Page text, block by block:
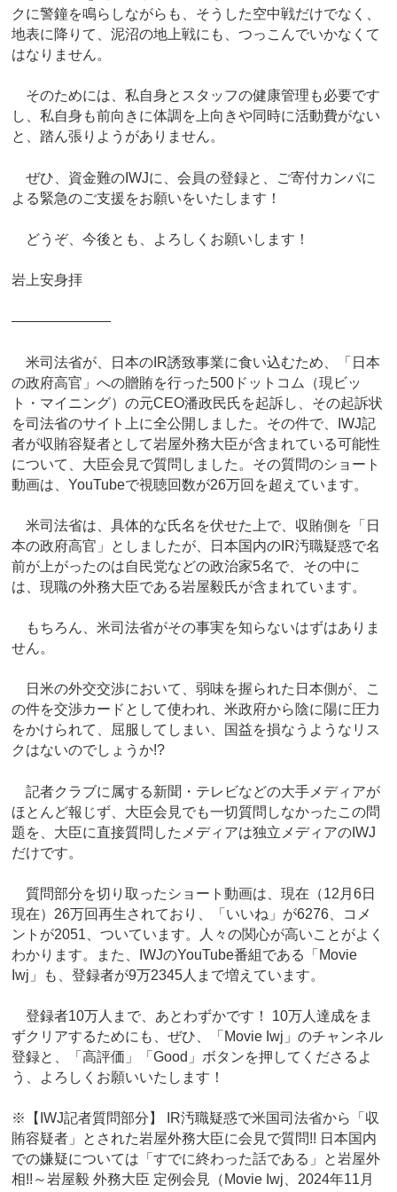
クに警鐘を鳴らしながらも、そうした空中戦だけでなく、
地表に降りて、泥沼の地上戦にも、つっこんでいかなくて
はなりません。
そのためには、私自身とスタッフの健康管理も必要です
し、私自身も前向きに体調を上向きや同時に活動費がない
と、踏ん張りようがありません。
ぜひ、資金難のIWJに、会員の登録と、ご寄付カンパに
よる緊急のご支援をお願いをいたします！
どうぞ、今後とも、よろしくお願いします！
岩上安身拝
―――――――
米司法省が、日本のIR誘致事業に食い込むため、「日本
の政府高官」への贈賄を行った500ドットコム（現ビッ
ト・マイニング）の元CEO潘政民氏を起訴し、その起訴状
を司法省のサイト上に全公開しました。その件で、IWJ記
者が収賄容疑者として岩屋外務大臣が含まれている可能性
について、大臣会見で質問しました。その質問のショート
動画は、YouTubeで視聴回数が26万回を超えています。
米司法省は、具体的な氏名を伏せた上で、収賄側を「日
本の政府高官」としましたが、日本国内のIR汚職疑惑で名
前が上がったのは自民党などの政治家5名で、その中に
は、現職の外務大臣である岩屋毅氏が含まれています。
もちろん、米司法省がその事実を知らないはずはありま
せん。
日米の外交交渉において、弱味を握られた日本側が、こ
の件を交渉カードとして使われ、米政府から陰に陽に圧力
をかけられて、屈服してしまい、国益を損なうようなリス
クはないのでしょうか!?
記者クラブに属する新聞・テレビなどの大手メディアが
ほとんど報じず、大臣会見でも一切質問しなかったこの問
題を、大臣に直接質問したメディアは独立メディアのIWJ
だけです。
質問部分を切り取ったショート動画は、現在（12月6日
現在）26万回再生されており、「いいね」が6276、コメ
ントが2051、ついています。人々の関心が高いことがよく
わかります。また、IWJのYouTube番組である「Movie
Iwj」も、登録者が9万2345人まで増えています。
登録者10万人まで、あとわずかです！ 10万人達成をま
ずクリアするためにも、ぜひ、「Movie Iwj」のチャンネル
登録と、「高評価」「Good」ボタンを押してくださるよ
う、よろしくお願いいたします！
※【IWJ記者質問部分】 IR汚職疑惑で米国司法省から「収
賄容疑者」とされた岩屋外務大臣に会見で質問!! 日本国内
での嫌疑については「すでに終わった話である」と岩屋外
相!!～岩屋毅 外務大臣 定例会見（Movie Iwj、2024年11月